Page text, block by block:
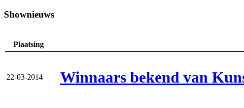
Shownieuws
Plaatsing
22-03-2014 Winnaars bekend van